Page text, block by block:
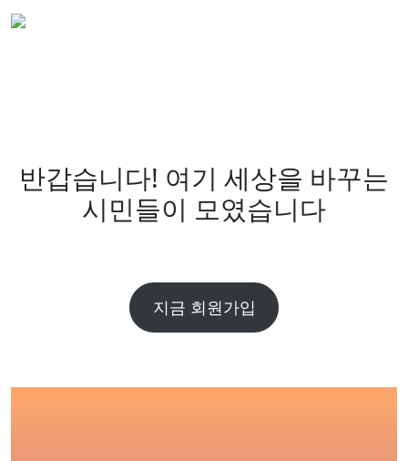
반갑습니다! 여기 세상을 바꾸는
시민들이 모였습니다
지금 회원가입